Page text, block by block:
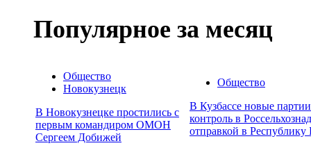
Популярное за месяц
Общество
Новокузнецк
В Новокузнецке простились с
первым командиром ОМОН
Сергеем Добижей
Общество
В Кузбассе новые
контроль в
отправкой в Республику